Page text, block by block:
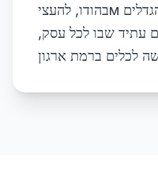
בהודו, להעציм יזמים ועסקים מכל הגדלים
עתיד שבו לכל עסק,